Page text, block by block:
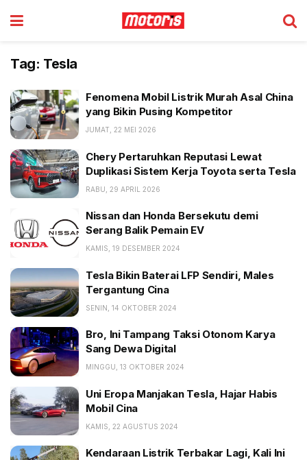
Tag: Tesla
Fenomena Mobil Listrik Murah Asal China
yang Bikin Pusing Kompetitor
JUMAT, 22 MEI 2026
Chery Pertaruhkan Reputasi Lewat
Duplikasi Sistem Kerja Toyota serta Tesla
RABU, 29 APRIL 2026
Nissan dan Honda Bersekutu demi
Serang Balik Pemain EV
KAMIS, 19 DESEMBER 2024
Tesla Bikin Baterai LFP Sendiri, Males
Tergantung Cina
SENIN, 14 OKTOBER 2024
Bro, Ini Tampang Taksi Otonom Karya
Sang Dewa Digital
MINGGU, 13 OKTOBER 2024
Uni Eropa Manjakan Tesla, Hajar Habis
Mobil Cina
KAMIS, 22 AGUSTUS 2024
Kendaraan Listrik Terbakar Lagi, Kali Ini